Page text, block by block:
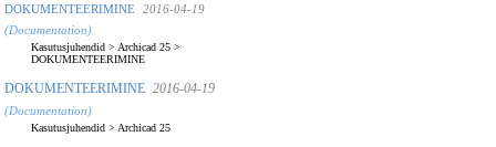
DOKUMENTEERIMINE
2016-04-19
(Documentation)
Kasutusjuhendid > Archicad 25 >
DOKUMENTEERIMINE
DOKUMENTEERIMINE 2016-04-19
(Documentation)
Kasutusjuhendid > Archicad 25